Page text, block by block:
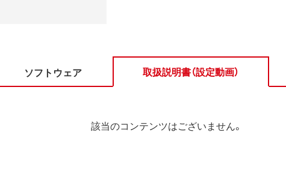
ソフトウェア 取扱説明書（設定動画）
該当のコンテンツはございません。